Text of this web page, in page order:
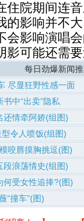
住院期间连
的影响并不
会影响演唱
影可能还需
每日劲爆新闻
尽显狂野性感一面
中“出卖”隐私
还情牵阿娇(组图)
型令人喷饭(组图)
咬唇摸胸挑逗(图)
段浪荡情史(组图)
何受女性追捧?(图)
“撞车”(图)